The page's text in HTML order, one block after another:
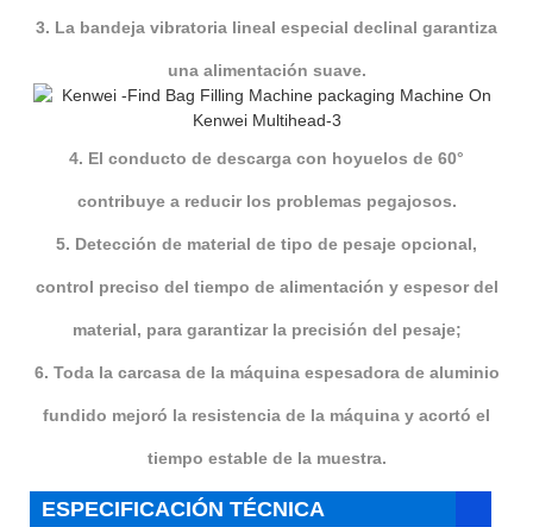
3. La bandeja vibratoria lineal especial declinal garantiza
una alimentación suave.
4. El conducto de descarga con hoyuelos de 60°
contribuye a reducir los problemas pegajosos.
5. Detección de material de tipo de pesaje opcional,
control preciso del tiempo de alimentación y espesor del
material, para garantizar la precisión del pesaje;
6. Toda la carcasa de la máquina espesadora de aluminio
fundido mejoró la resistencia de la máquina y acortó el
tiempo estable de la muestra.
ESPECIFICACIÓN TÉCNICA